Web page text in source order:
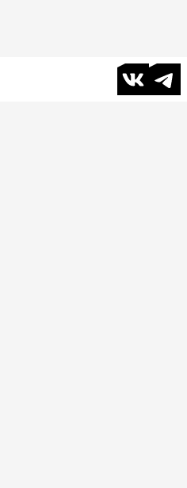
В контакте